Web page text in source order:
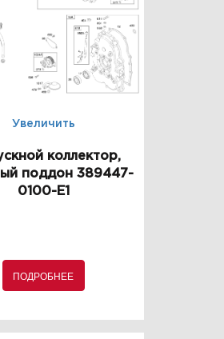
Увеличить
коллектор,
поддон 389447-
0100-E1
ПОДРОБНЕЕ